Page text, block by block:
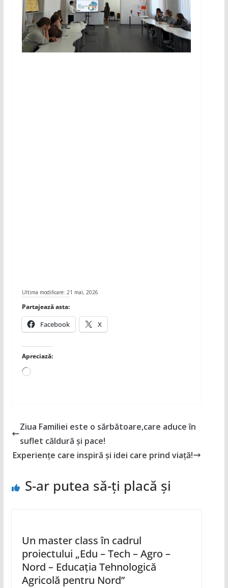
Ultima modificare: 21 mai, 2026
Partajează asta:
Facebook X
Apreciază:
Încarc...
Ziua Familiei este o sărbătoare,care aduce în
suflet căldură și pace!
Experiențe care inspiră și idei care prind viață!
S-ar putea să-ți placă și
Un master class în cadrul
proiectului „Edu – Tech – Agro –
Nord – Educația Tehnologică
Agricolă pentru Nord”